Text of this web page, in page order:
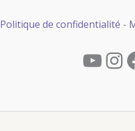
Politique de confidentialité -